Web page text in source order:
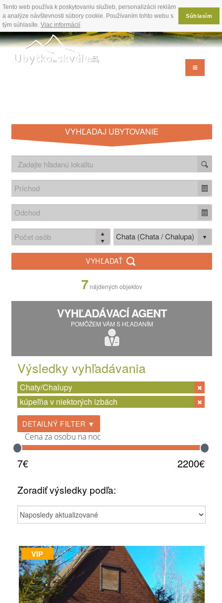
Tento web používa k poskytovaniu služieb, personalizácii reklám
a analýze návštevnosti súbory cookie. Používaním tohto webu s
tým súhlasíte. Viac informácií
Súhlasím
VYHĽADAJ UBYTOVANIE
Chata (Chata / Chalupa)
VYHĽADAŤ
7 nájdených objektov
VYHĽADÁVACÍ AGENT
POMÔŽEM VÁM S HĽADANÍM
Výsledky vyhľadávania
Chaty/Chalupy
kúpeľňa v niektorých izbách
DETAILNÝ FILTER ▼
Cena za osobu na noc
7€ 2200€
Zoradiť výsledky podľa:
VIP